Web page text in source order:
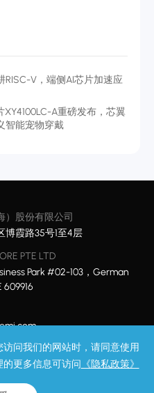
问我们的网站时，请同意使用
更多信息可访问 《隐私政策》
RISC-V，端侧AI芯片加速应
XY4100LC-A重磅发布，芯翼
智能宠物穿戴
）股份有限公司
博霞路35号1至4层
PTE LTD
Park #02-103，German
609916